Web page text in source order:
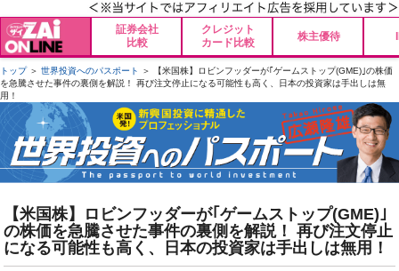
証券会社
比較
クレジット
カード比較
株主優待
トップ＞ 世界投資へのパスポート
＞ 【米国株】ロビンフッダーが｢ゲームストップ(GME)｣の株価
を急騰させた事件の裏側を解説！ 再び注文停止になる可能性も高く、日本の投資家は手出しは無
用！
【米国株】ロビンフッダーが｢ゲームストップ(GME)｣
の株価を急騰させた事件の裏側を解説！ 再び注文停止
になる可能性も高く、日本の投資家は手出しは無用！